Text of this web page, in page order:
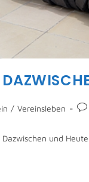
/ Vereinsleben
und